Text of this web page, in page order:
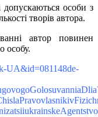
допускаються особи з
творів автора.
автор повинен
особу.
UA&id=081148de-